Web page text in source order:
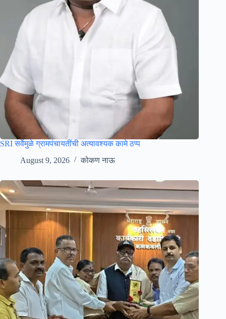
SRI सर्वेमुळे ग्रामपंचायतींची अत्यावश्यक कामे ठप्प
August 9, 2026
कोकण नाऊ